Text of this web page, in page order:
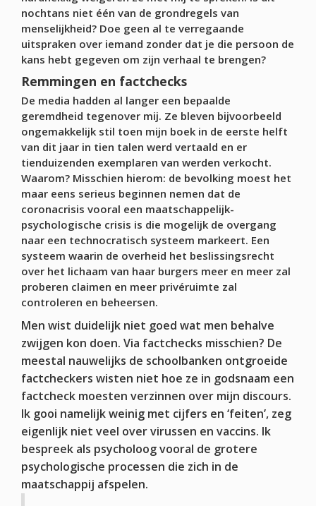
nochtans niet één van de grondregels van
menselijkheid? Doe geen al te verregaande
uitspraken over iemand zonder dat je die persoon de
kans hebt gegeven om zijn verhaal te brengen?
Remmingen en factchecks
De media hadden al langer een bepaalde
geremdheid tegenover mij. Ze bleven bijvoorbeeld
ongemakkelijk stil toen mijn boek in de eerste helft
van dit jaar in tien talen werd vertaald en er
tienduizenden exemplaren van werden verkocht.
Waarom? Misschien hierom: de bevolking moest het
maar eens serieus beginnen nemen dat de
coronacrisis vooral een maatschappelijk-
psychologische crisis is die mogelijk de overgang
naar een technocratisch systeem markeert. Een
systeem waarin de overheid het beslissingsrecht
over het lichaam van haar burgers meer en meer zal
proberen claimen en meer privéruimte zal
controleren en beheersen.
Men wist duidelijk niet goed wat men behalve
zwijgen kon doen. Via factchecks misschien? De
meestal nauwelijks de schoolbanken ontgroeide
factcheckers wisten niet hoe ze in godsnaam een
factcheck moesten verzinnen over mijn discours.
Ik gooi namelijk weinig met cijfers en ‘feiten’, zeg
eigenlijk niet veel over virussen en vaccins. Ik
bespreek als psycholoog vooral de grotere
psychologische processen die zich in de
maatschappij afspelen.